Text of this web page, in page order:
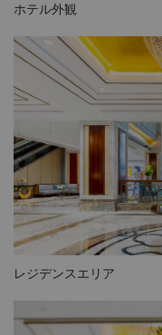
ホテル外観
レジデンスエリア